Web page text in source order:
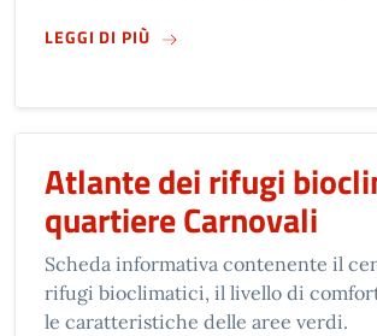
LEGGI DI PIÙSUATLANTE DEI RIFUGI
Atlante dei rifugi
quartiere Carnovali
Scheda informativa contenente il
rifugi bioclimatici, il livello di
le caratteristiche delle aree verdi.